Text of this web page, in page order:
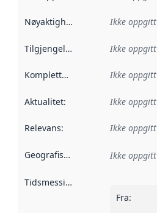
Nøyaktighet Ikke oppgitt
Tilgjengelighet Ikke oppgitt
Kompletthet Ikke oppgitt
Aktualitet: Ikke oppgitt
Relevans: Ikke oppgitt
Geografisk avgrensning :
Ikke oppgitt
Tidsmessig avgrensning
Fra: